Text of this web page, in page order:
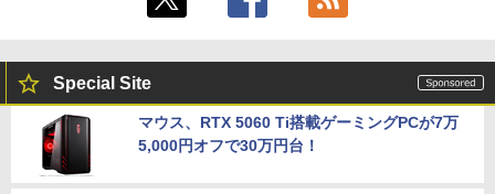
Special Site
マウス、RTX 5060 Ti搭載ゲーミングPCが7万
5,000円オフで30万円台！